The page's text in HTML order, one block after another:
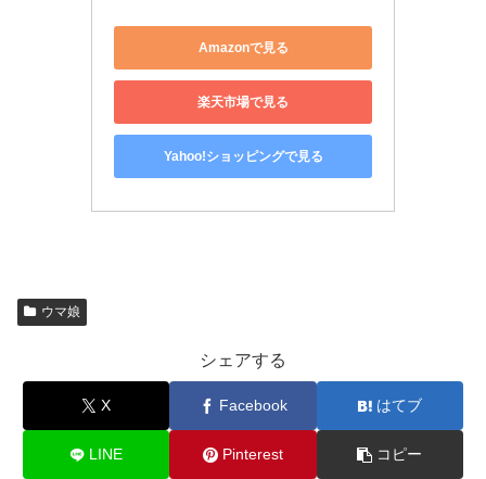
Amazonで見る
楽天市場で見る
Yahoo!ショッピングで見る
ウマ娘
シェアする
X Facebook はてブ
LINE Pinterest コピー